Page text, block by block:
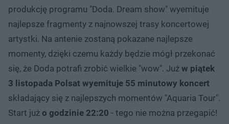
produkcję programu "Doda. Dream show" wyemituje
najlepsze fragmenty z najnowszej trasy koncertowej
artystki. Na antenie zostaną pokazane najlepsze
momenty, dzięki czemu każdy będzie mógł przekonać
się, że Doda potrafi zrobić wielkie "wow". Już w piątek
3 listopada Polsat wyemituje 55 minutowy koncert
składający się z najlepszych momentów "Aquaria Tour".
Start już o godzinie 22:20 - tego nie można przegapić!